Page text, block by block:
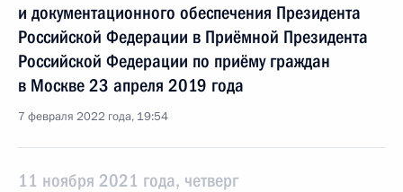
и документационного обеспечения Президента
Российской Федерации в Приёмной Президента
Российской Федерации по приёму граждан
в Москве 23 апреля 2019 года
7 февраля 2022 года, 19:54
11 ноября 2021 года, четверг